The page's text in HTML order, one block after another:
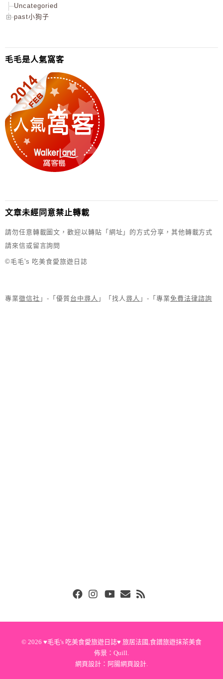
Uncategoried
past小狗子
毛毛是人氣窩客
文章未經同意禁止轉載
請勿任意轉載圖文，歡迎以轉貼「網址」的方式分享，其他轉載方式
請來信或留言詢問
©毛毛's 吃美食愛旅遊日誌
專業徵信社 」-「優質台中尋人 」「找人 尋人 」-「專業免費法律諮詢
© 2026 ♥毛毛's 吃美食愛旅遊日誌♥ 旅居法國,食譜旅遊抹茶美食
佈景： Quill
網頁設計： 阿腸網頁設計